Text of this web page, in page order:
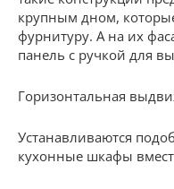
крупным дном,
фурнитуру. А на их
панель с ручкой для
Горизонтальная
Устанавливаются
кухонные шкафы